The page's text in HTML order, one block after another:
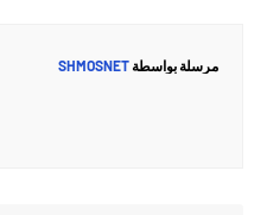
مرسلة بواسطة